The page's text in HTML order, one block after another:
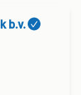
b.v.